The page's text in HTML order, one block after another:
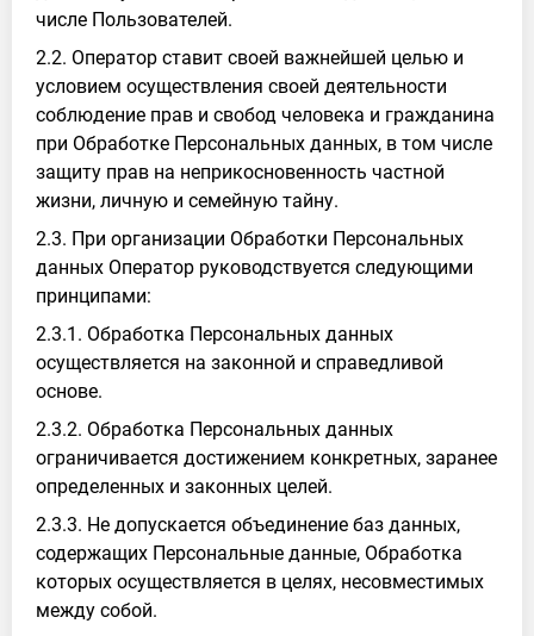
числе Пользователей.
2.2. Оператор ставит своей важнейшей целью и
условием осуществления своей деятельности
соблюдение прав и свобод человека и гражданина
при Обработке Персональных данных, в том числе
защиту прав на неприкосновенность частной
жизни, личную и семейную тайну.
2.3. При организации Обработки Персональных
данных Оператор руководствуется следующими
принципами:
2.3.1. Обработка Персональных данных
осуществляется на законной и справедливой
основе.
2.3.2. Обработка Персональных данных
ограничивается достижением конкретных, заранее
определенных и законных целей.
2.3.3. Не допускается объединение баз данных,
содержащих Персональные данные, Обработка
которых осуществляется в целях, несовместимых
между собой.